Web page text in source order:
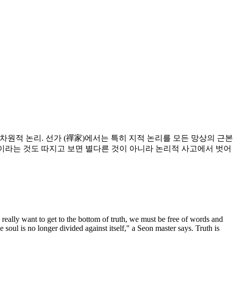
원적 논리. 선가 (禪家)에서는 특히 지적 논리를 모든 망상의 근본
는 것도 따지고 보면 별다른 것이 아니라 논리적 사고에서 벗어
want to get to the bottom of truth, we must be free of words and
is no longer divided against itself," a Seon master says. Truth is